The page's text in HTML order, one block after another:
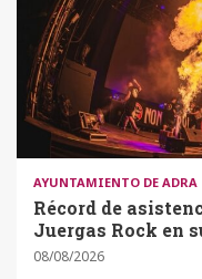
AYUNTAMIENTO DE ADRA
Récord de
Juergas Rock en
08/08/2026